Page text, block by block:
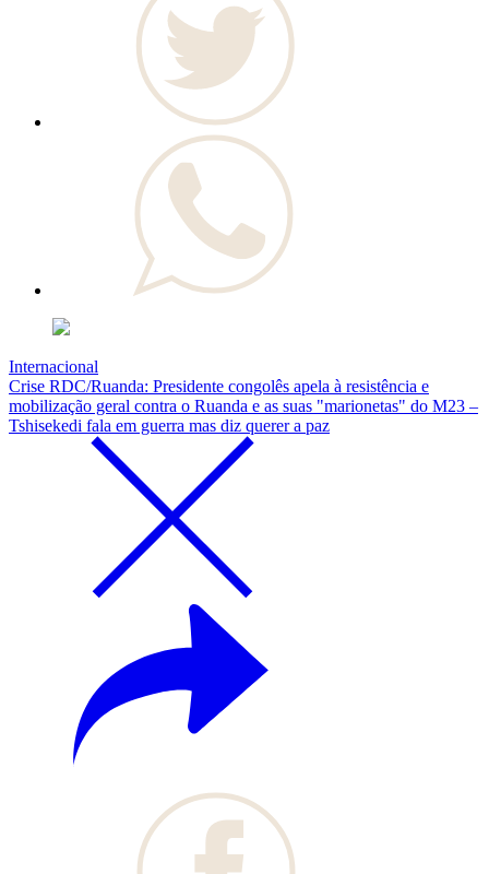
Internacional
Crise RDC/Ruanda: Presidente congolês apela à resistência e
mobilização geral contra o Ruanda e as suas "marionetas" do M23 –
Tshisekedi fala em guerra mas diz querer a paz